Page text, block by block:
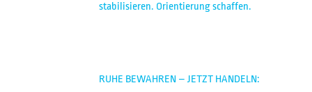
stabilisieren. Orientierung schaffen.
RUHE BEWAHREN – JETZT HANDELN: